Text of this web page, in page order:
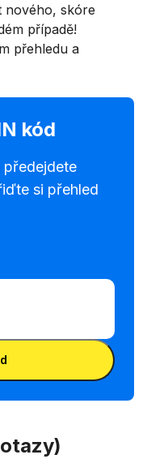
nového, skóre
případě!
přehledu a
kód
předejdete
si přehled